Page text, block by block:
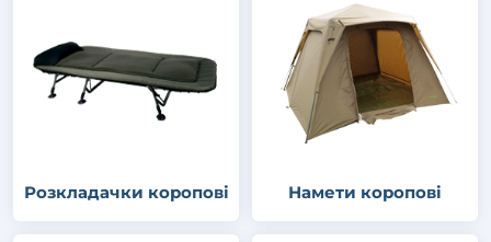
Розкладачки коропові Намети коропові